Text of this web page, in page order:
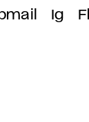
Ig